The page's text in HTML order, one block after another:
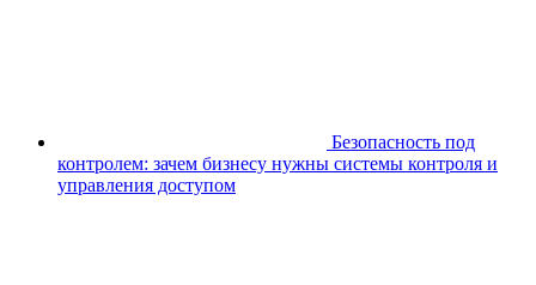
Безопасность под
контролем: зачем бизнесу нужны системы контроля и
управления доступом